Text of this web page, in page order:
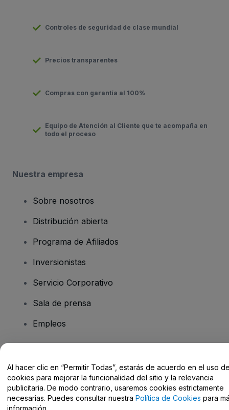
Controles de seguridad de clase mundial
Precios transparentes
Compras con garantía al 100%
Equipo de Atención al Cliente que te acompaña en
todo el proceso
Nuestra empresa
Sobre nosotros
Distribución abierta
Programa de Afiliados
Inversionistas
Servicio Corporativo
Sala de prensa
Empleos
Centro de Ayuda / Contacto
Al hacer clic en “Permitir Todas”, estarás de acuerdo en el uso
cookies para mejorar la funcionalidad del sitio y la relevancia
publicitaria. De modo contrario, usaremos cookies estrictamente
necesarias. Puedes consultar nuestra Política de Cookies para
información.